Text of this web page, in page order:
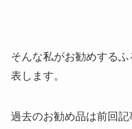
そんな私がお勧めする
表します。
過去のお勧め品は前回記